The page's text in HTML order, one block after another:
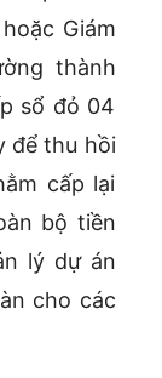
Giám
thành
sổ đỏ 04
để thu hồi
cấp lại
bộ tiền
lý dự án
cho các